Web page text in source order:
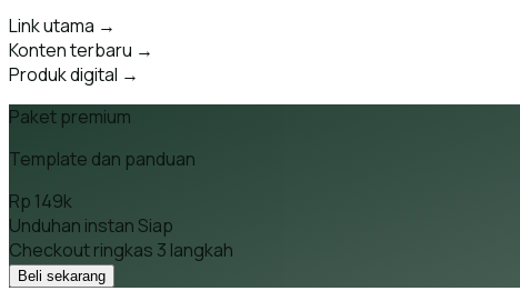
Link utama →
Konten terbaru →
Produk digital →
Paket premium
Template dan panduan
Rp 149k
Unduhan instan Siap
Checkout ringkas 3 langkah
Beli sekarang